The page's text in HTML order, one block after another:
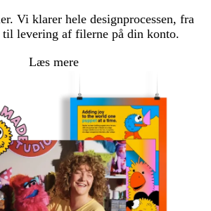
Vi klarer hele designprocessen, fra
levering af filerne på din konto.
Læs mere